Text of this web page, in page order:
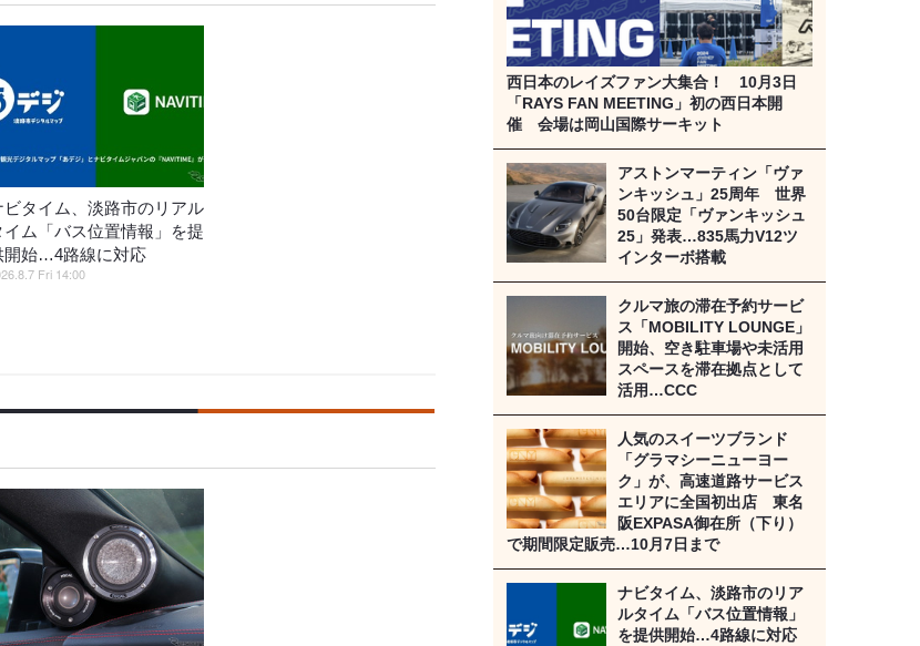
ビタイム、淡路市のリアル
イム「バス位置情報」を提
開始…4路線に対応
Fri 14:00
西日本のレイズファン大集合！ 10月3日
「RAYS FAN MEETING」初の西日本開
催 会場は岡山国際サーキット
アストンマーティン「ヴァ
ンキッシュ」25周年 世界
50台限定「ヴァンキッシュ
25」発表…835馬力V12ツ
インターボ搭載
クルマ旅の滞在予約サービ
ス「MOBILITY LOUNGE」
開始、空き駐車場や未活用
スペースを滞在拠点として
活用…CCC
人気のスイーツブランド
「グラマシーニューヨー
ク」が、高速道路サービス
エリアに全国初出店 東名
阪EXPASA御在所（下り）
で期間限定販売…10月7日まで
ナビタイム、淡路市のリア
ルタイム「バス位置情報」
を提供開始…4路線に対応